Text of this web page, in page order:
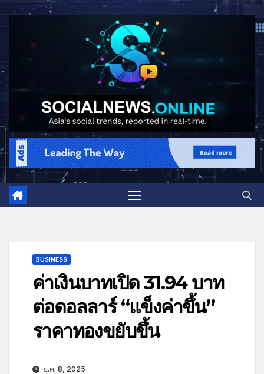
BUSINESS
ค่าเงินบาทเปิด 31.94 บาท
ต่อดอลลาร์ “แข็งค่าขึ้น”
ราคาทองขยับขึ้น
ธ.ค. 8, 2025